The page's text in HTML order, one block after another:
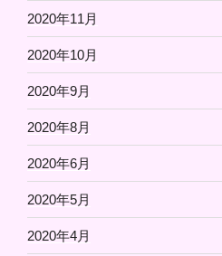
2020年11月
2020年10月
2020年9月
2020年8月
2020年6月
2020年5月
2020年4月